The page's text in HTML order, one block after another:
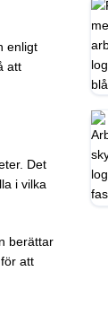
enligt
att
Det
i vilka
berättar
att